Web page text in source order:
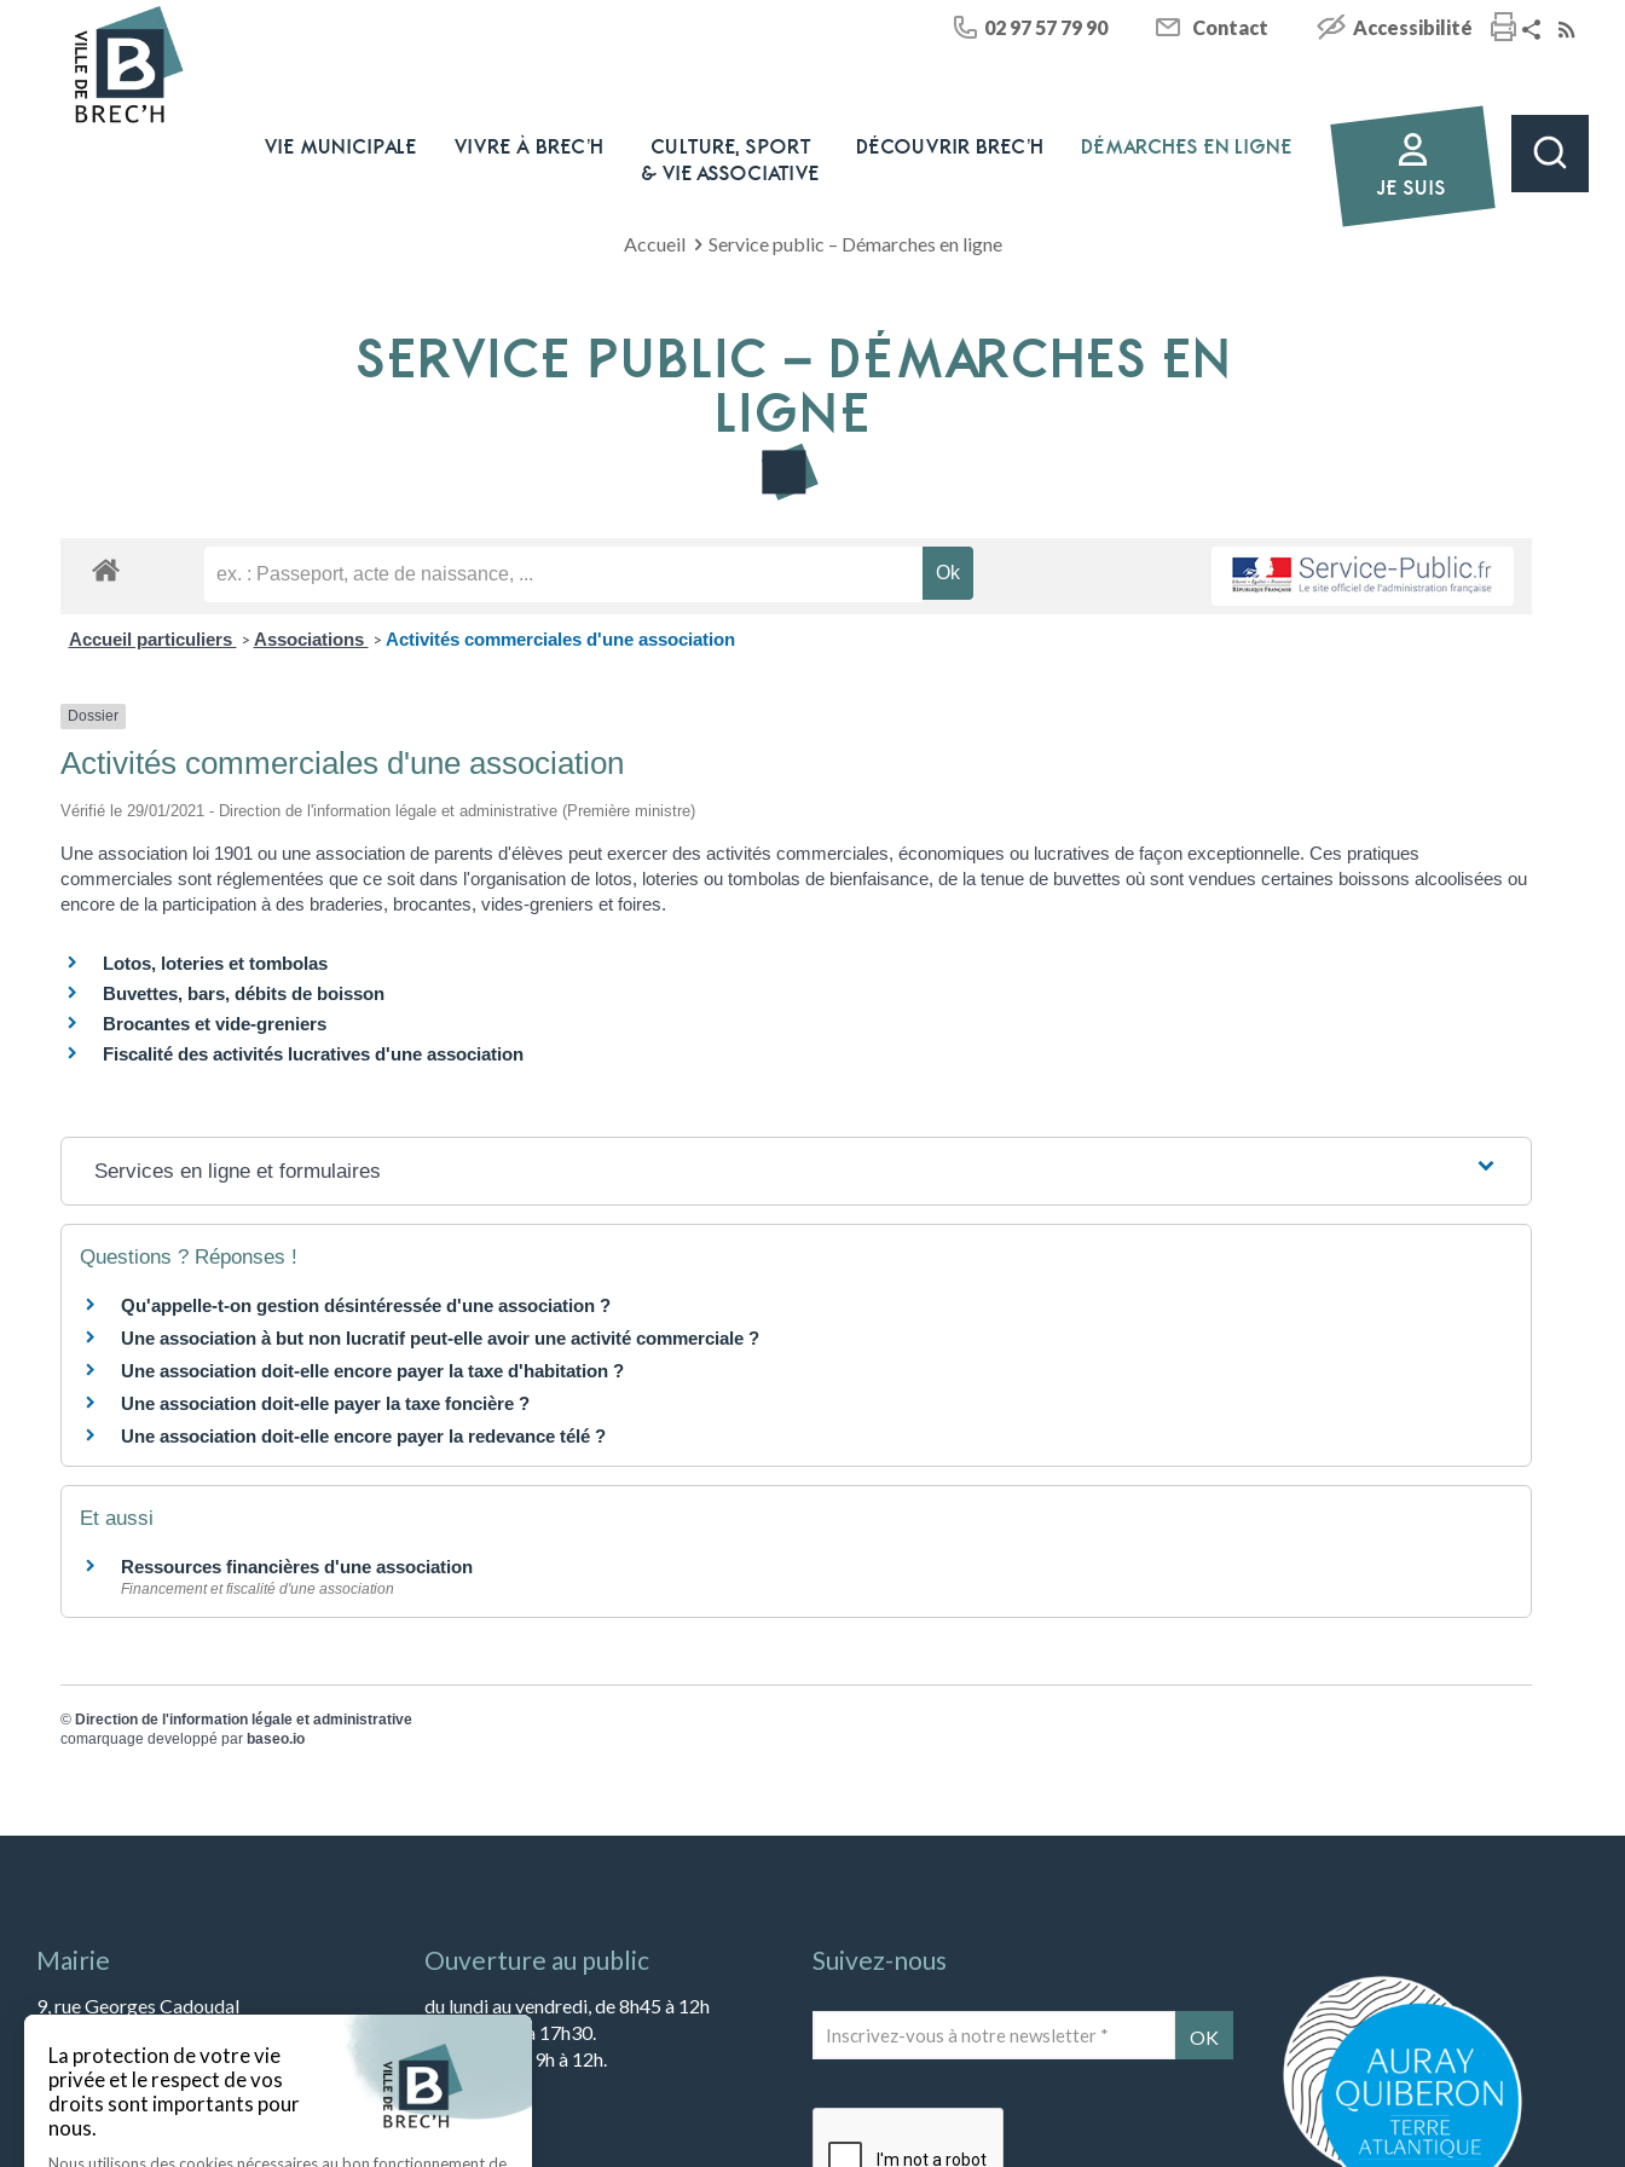
02 97 57 79 90 Contact Accessibilité
VIE MUNICIPALE VIVRE À BREC’H
CULTURE, SPORT
& VIE ASSOCIATIVE
DÉCOUVRIR BREC’H
DÉMARCHES EN LIGNE
JE SUIS
Accueil Service public – Démarches en ligne
SERVICE PUBLIC – DÉMARCHES EN
LIGNE
Accueil particuliers > Associations > Activités commerciales d'une association
Dossier
Activités commerciales d'une association
Vérifié le 29/01/2021 - Direction de l'information légale et administrative (Première ministre)
Une association loi 1901 ou une association de parents d'élèves peut exercer des activités commerciales, économiques ou lucratives de façon exceptionnelle. Ces pratiques
commerciales sont réglementées que ce soit dans l'organisation de lotos, loteries ou tombolas de bienfaisance, de la tenue de buvettes où sont vendues certaines boissons alcoolisées ou
encore de la participation à des braderies, brocantes, vides-greniers et foires.
Lotos, loteries et tombolas
Buvettes, bars, débits de boisson
Brocantes et vide-greniers
Fiscalité des activités lucratives d'une association
Services en ligne et formulaires
Questions ? Réponses !
Qu'appelle-t-on gestion désintéressée d'une association ?
Une association à but non lucratif peut-elle avoir une activité commerciale ?
Une association doit-elle encore payer la taxe d'habitation ?
Une association doit-elle payer la taxe foncière ?
Une association doit-elle encore payer la redevance télé ?
Et aussi
Ressources financières d'une association
Financement et fiscalité d'une association
© Direction de l'information légale et administrative
comarquage developpé par baseo.io
Mairie
9, rue Georges Cadoudal
Tél : 02 97 57 79 90
Fax : 02 97 57 52 67
Ouverture au public
du lundi au vendredi, de 8h45 à 12h
et de 13h45 à 17h30.
Le samedi de 9h à 12h.
Suivez-nous
vous
newsletter